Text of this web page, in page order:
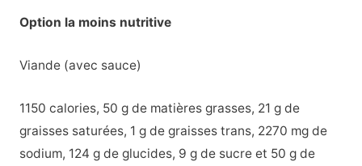
Option la moins nutritive
Viande (avec sauce)
1150 calories, 50 g de matières grasses, 21 g de
graisses saturées, 1 g de graisses trans, 2270 mg de
sodium, 124 g de glucides, 9 g de sucre et 50 g de